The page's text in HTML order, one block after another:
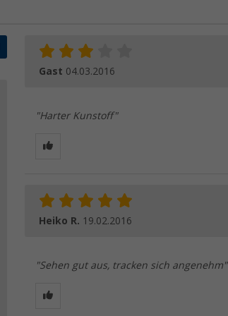
Gast 04.03.2016
"Harter Kunstoff"
Heiko R. 19.02.2016
"Sehen gut aus, tracken sich angenehm"